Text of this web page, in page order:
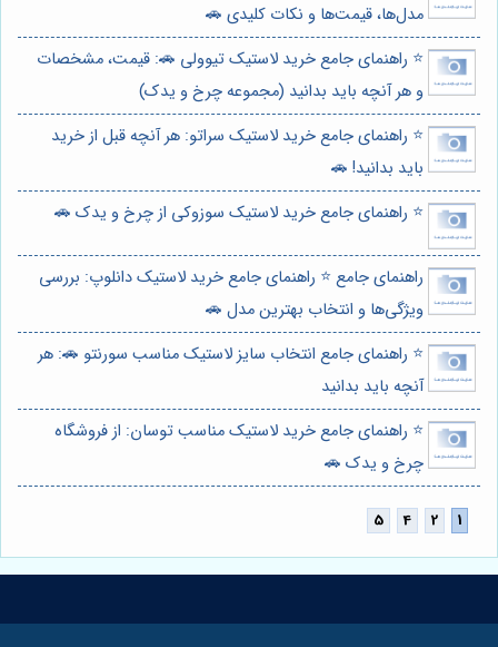
مدل‌ها، قیمت‌ها و نکات کلیدی 🚗
⭐️ راهنمای جامع خرید لاستیک تیوولی 🚗: قیمت، مشخصات
و هر آنچه باید بدانید (مجموعه چرخ و یدک)
⭐️ راهنمای جامع خرید لاستیک سراتو: هر آنچه قبل از خرید
باید بدانید! 🚗
⭐️ راهنمای جامع خرید لاستیک سوزوکی از چرخ و یدک 🚗
راهنمای جامع ⭐️ راهنمای جامع خرید لاستیک دانلوپ: بررسی
ویژگی‌ها و انتخاب بهترین مدل 🚗
⭐️ راهنمای جامع انتخاب سایز لاستیک مناسب سورنتو 🚗: هر
آنچه باید بدانید
⭐️ راهنمای جامع خرید لاستیک مناسب توسان: از فروشگاه
چرخ و یدک 🚗